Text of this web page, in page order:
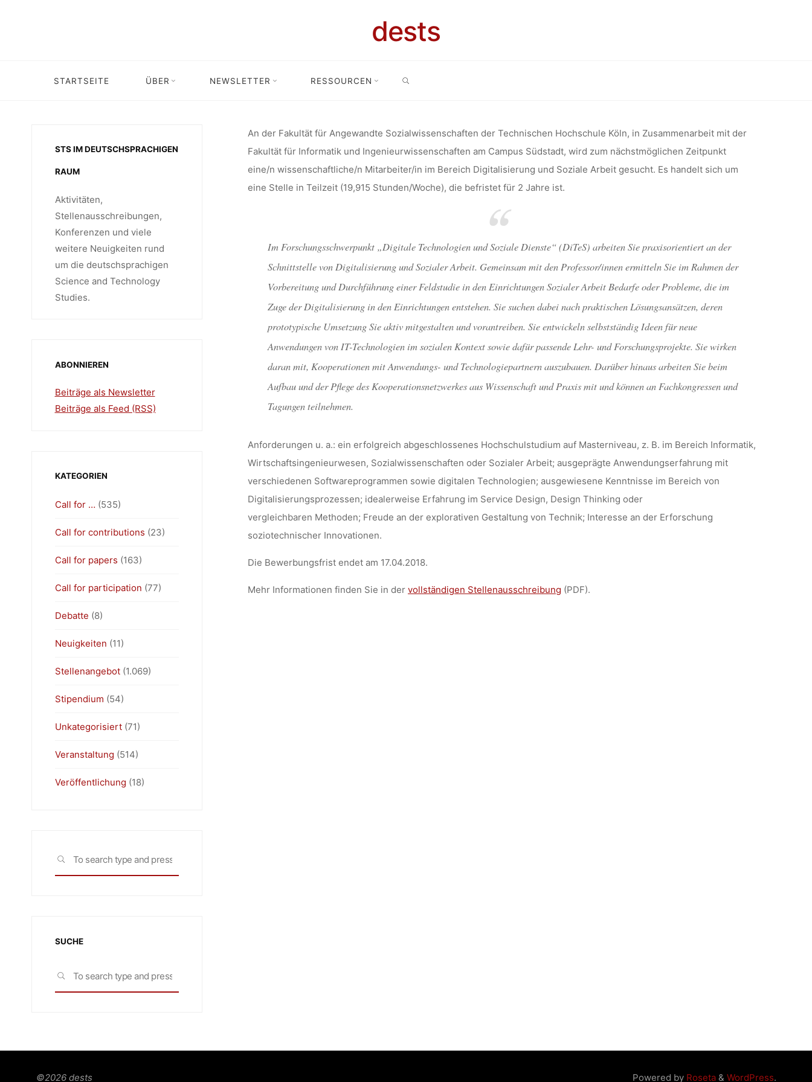
dests
STARTSEITE ÜBER NEWSLETTER RESSOURCEN
WISSENSCHAFTLICHE/R
MITARBEITER/IN IM BEREICH
DIGITALISIERUNG UND SOZIALE
ARBEIT (TECHNISCHE
HOCHSCHULE KÖLN)
HomeStellenangebot Stellenangebot: Wissenschaftliche/r Mitarbeiter/in im Bereich Digitalisierung und Soziale Arbeit (Technische Hochschule Köln)
An der Fakultät für Angewandte Sozialwissenschaften der Technischen Hochschule Köln, in Zusammenarbeit mit der
Fakultät für Informatik und Ingenieurwissenschaften am Campus Südstadt, wird zum nächstmöglichen Zeitpunkt
eine/n wissenschaftliche/n Mitarbeiter/in im Bereich Digitalisierung und Soziale Arbeit gesucht. Es handelt sich um
eine Stelle in Teilzeit (19,915 Stunden/Woche), die befristet für 2 Jahre ist.
Im Forschungsschwerpunkt „Digitale Technologien und Soziale Dienste“ (DiTeS) arbeiten Sie praxisorientiert an der
Schnittstelle von Digitalisierung und Sozialer Arbeit. Gemeinsam mit den Professor/innen ermitteln Sie im Rahmen der
Vorbereitung und Durchführung einer Feldstudie in den Einrichtungen Sozialer Arbeit Bedarfe oder Probleme, die im
Zuge der Digitalisierung in den Einrichtungen entstehen. Sie suchen dabei nach praktischen Lösungsansätzen, deren
prototypische Umsetzung Sie aktiv mitgestalten und vorantreiben. Sie entwickeln selbstständig Ideen für neue
Anwendungen von IT-Technologien im sozialen Kontext sowie dafür passende Lehr- und Forschungsprojekte. Sie wirken
daran mit, Kooperationen mit Anwendungs- und Technologiepartnern auszubauen. Darüber hinaus arbeiten Sie beim
Aufbau und der Pflege des Kooperationsnetzwerkes aus Wissenschaft und Praxis mit und können an Fachkongressen und
Tagungen teilnehmen.
Anforderungen u. a.: ein erfolgreich abgeschlossenes Hochschulstudium auf Masterniveau, z. B. im Bereich Informatik,
Wirtschaftsingenieurwesen, Sozialwissenschaften oder Sozialer Arbeit; ausgeprägte Anwendungserfahrung mit
verschiedenen Softwareprogrammen sowie digitalen Technologien; ausgewiesene Kenntnisse im Bereich von
Digitalisierungsprozessen; idealerweise Erfahrung im Service Design, Design Thinking oder
vergleichbaren Methoden; Freude an der explorativen Gestaltung von Technik; Interesse an der Erforschung
soziotechnischer Innovationen.
Die Bewerbungsfrist endet am 17.04.2018.
Mehr Informationen finden Sie in der vollständigen Stellenausschreibung (PDF).
STS IM DEUTSCHSPRACHIGEN
RAUM
Aktivitäten,
Stellenausschreibungen,
Konferenzen und viele
weitere Neuigkeiten rund
um die deutschsprachigen
Science and Technology
Studies.
ABONNIEREN
Beiträge als Newsletter
Beiträge als Feed (RSS)
KATEGORIEN
Call for … (535)
Call for contributions (23)
Call for papers (163)
Call for participation (77)
Debatte (8)
Neuigkeiten (11)
Stellenangebot(1.069)
Stipendium (54)
Unkategorisiert(71)
Veranstaltung (514)
Veröffentlichung (18)
SEARCH
SUCHE
SEARCH
Powered byRoseta& WordPress.
©2026 dests